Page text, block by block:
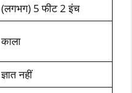
(लगभग) 5 फीट 2 इंच
काला
ज्ञात नहीं